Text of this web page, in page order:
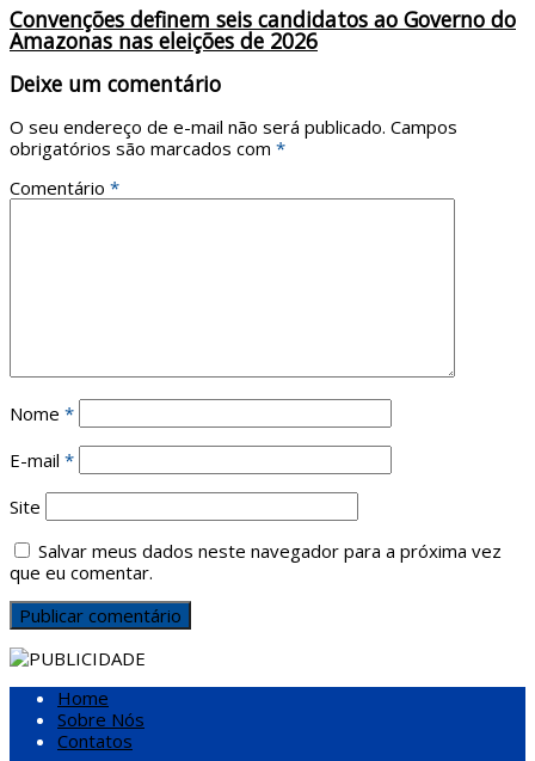
Convenções definem seis candidatos ao Governo do
Amazonas nas eleições de 2026
Deixe um comentário
O seu endereço de e-mail não será publicado. Campos
obrigatórios são marcados com *
Comentário *
Nome *
E-mail *
Site
Salvar meus dados neste navegador para a próxima vez
que eu comentar.
Home
Sobre Nós
Contatos